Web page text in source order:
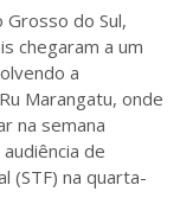
do Sul,
chegaram a um
a
Marangatu, onde
na semana
de
(STF) na quarta-